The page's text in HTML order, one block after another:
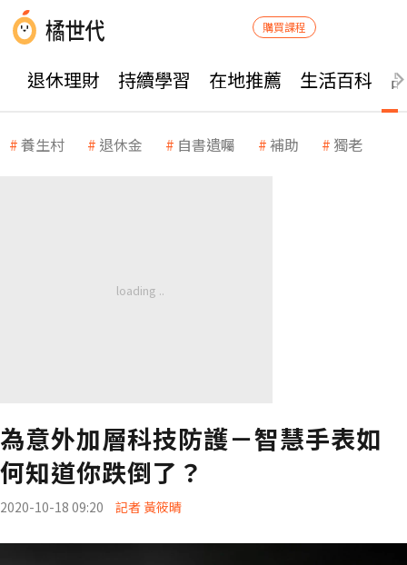
購買課程
退休理財 持續學習 在地推薦 生活百科
養生村 退休金 自書遺囑 補助 獨老
為意外加層科技防護－智慧手表如
何知道你跌倒了？
2020-10-18 09:20 記者 黃筱晴